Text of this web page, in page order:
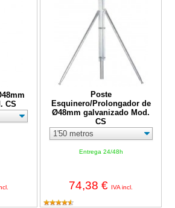
CS
Poste
Esquinero/Prolongador de
Ø48mm galvanizado Mod.
CS
Entrega 24/48h
74,38 € IVA incl.